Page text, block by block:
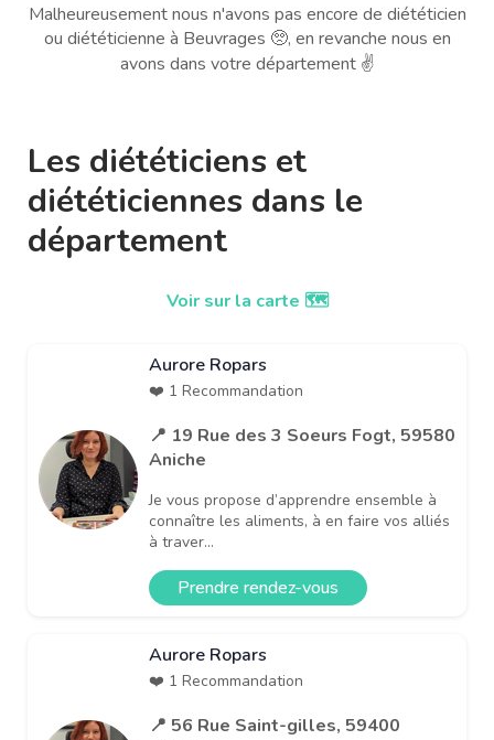
Malheureusement nous n'avons pas encore de diététicien
ou diététicienne à Beuvrages 🥺, en revanche nous en
avons dans votre département ✌️
Les diététiciens et
diététiciennes dans le
département
Voir sur la carte 🗺️
Aurore Ropars
❤️ 1 Recommandation
📍 19 Rue des 3 Soeurs Fogt, 59580
Aniche
Je vous propose d’apprendre ensemble à
connaître les aliments, à en faire vos alliés
à traver...
Prendre rendez-vous
Aurore Ropars
❤️ 1 Recommandation
📍 56 Rue Saint-gilles, 59400